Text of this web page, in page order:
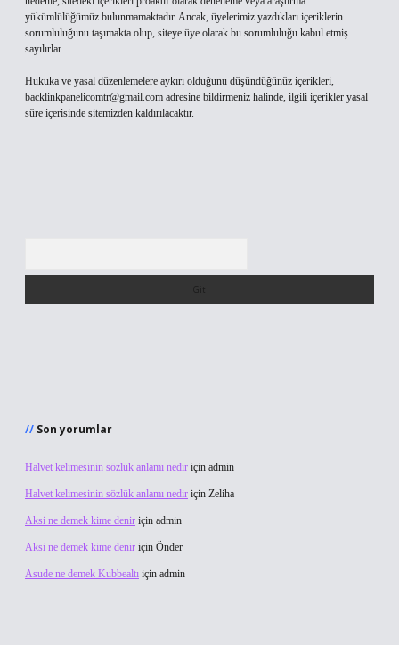
yükümlülüğümüz bulunmamaktadır. Ancak, üyelerimiz yazdıkları içeriklerin
sorumluluğunu taşımakta olup, siteye üye olarak bu sorumluluğu kabul etmiş
sayılırlar.
Hukuka ve yasal düzenlemelere aykırı olduğunu düşündüğünüz içerikleri,
backlinkpanelicomtr@gmail.com adresine bildirmeniz halinde, ilgili içerikler yasal
süre içerisinde sitemizden kaldırılacaktır.
Son yorumlar
Halvet kelimesinin sözlük anlamı nedir için admin
Halvet kelimesinin sözlük anlamı nedir için Zeliha
Aksi ne demek kime denir için admin
Aksi ne demek kime denir için Önder
Asude ne demek Kubbealtı için admin